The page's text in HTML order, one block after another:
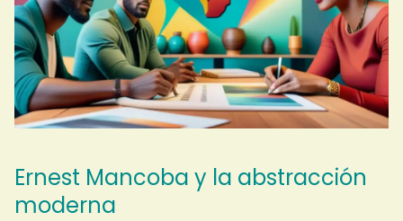
Ernest Mancoba y la abstracción
moderna